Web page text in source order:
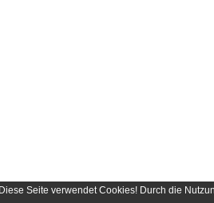
Diese Seite verwendet Cookies! Durch die